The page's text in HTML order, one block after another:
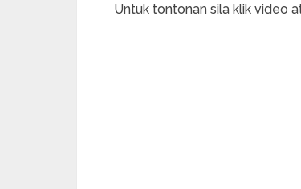
Untuk tontonan sila klik video